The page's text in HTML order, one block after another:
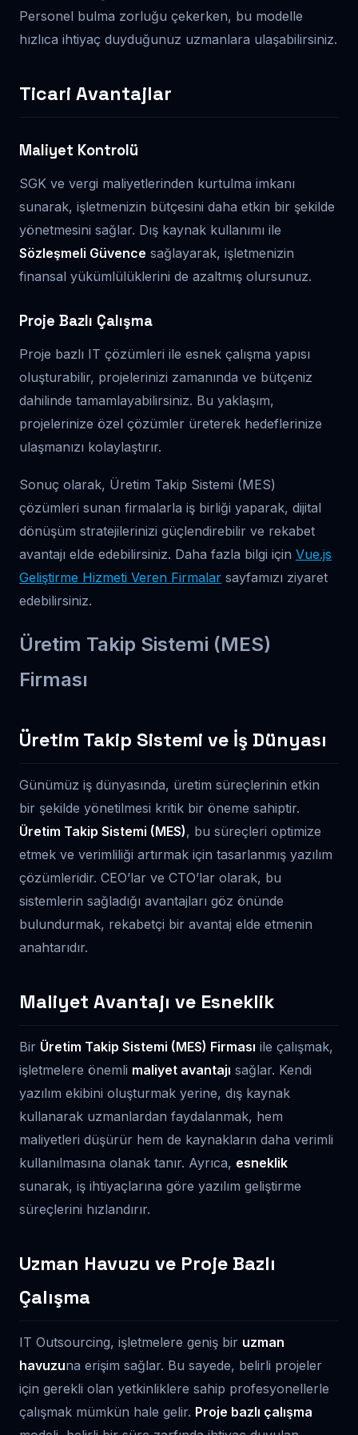
Personel bulma zorluğu çekerken, bu modelle
hızlıca ihtiyaç duyduğunuz uzmanlara ulaşabilirsiniz.
Ticari Avantajlar
Maliyet Kontrolü
SGK ve vergi maliyetlerinden kurtulma imkanı
sunarak, işletmenizin bütçesini daha etkin bir şekilde
yönetmesini sağlar. Dış kaynak kullanımı ile
Sözleşmeli Güvence sağlayarak, işletmenizin
finansal yükümlülüklerini de azaltmış olursunuz.
Proje Bazlı Çalışma
Proje bazlı IT çözümleri ile esnek çalışma yapısı
oluşturabilir, projelerinizi zamanında ve bütçeniz
dahilinde tamamlayabilirsiniz. Bu yaklaşım,
projelerinize özel çözümler üreterek hedeflerinize
ulaşmanızı kolaylaştırır.
Sonuç olarak, Üretim Takip Sistemi (MES)
çözümleri sunan firmalarla iş birliği yaparak, dijital
dönüşüm stratejilerinizi güçlendirebilir ve rekabet
avantajı elde edebilirsiniz. Daha fazla bilgi için Vue.js
Geliştirme Hizmeti Veren Firmalar sayfamızı ziyaret
edebilirsiniz.
Üretim Takip Sistemi (MES)
Firması
Üretim Takip Sistemi ve İş Dünyası
Günümüz iş dünyasında, üretim süreçlerinin etkin
bir şekilde yönetilmesi kritik bir öneme sahiptir.
Üretim Takip Sistemi (MES), bu süreçleri optimize
etmek ve verimliliği artırmak için tasarlanmış yazılım
çözümleridir. CEO’lar ve CTO’lar olarak, bu
sistemlerin sağladığı avantajları göz önünde
bulundurmak, rekabetçi bir avantaj elde etmenin
anahtarıdır.
Maliyet Avantajı ve Esneklik
Bir Üretim Takip Sistemi (MES) Firması ile çalışmak,
işletmelere önemli maliyet avantajı sağlar. Kendi
yazılım ekibini oluşturmak yerine, dış kaynak
kullanarak uzmanlardan faydalanmak, hem
maliyetleri düşürür hem de kaynakların daha verimli
kullanılmasına olanak tanır. Ayrıca, esneklik
sunarak, iş ihtiyaçlarına göre yazılım geliştirme
süreçlerini hızlandırır.
Uzman Havuzu ve Proje Bazlı
Çalışma
IT Outsourcing, işletmelere geniş bir uzman
havuzuna erişim sağlar. Bu sayede, belirli projeler
için gerekli olan yetkinliklere sahip profesyonellerle
çalışmak mümkün hale gelir. Proje bazlı çalışma